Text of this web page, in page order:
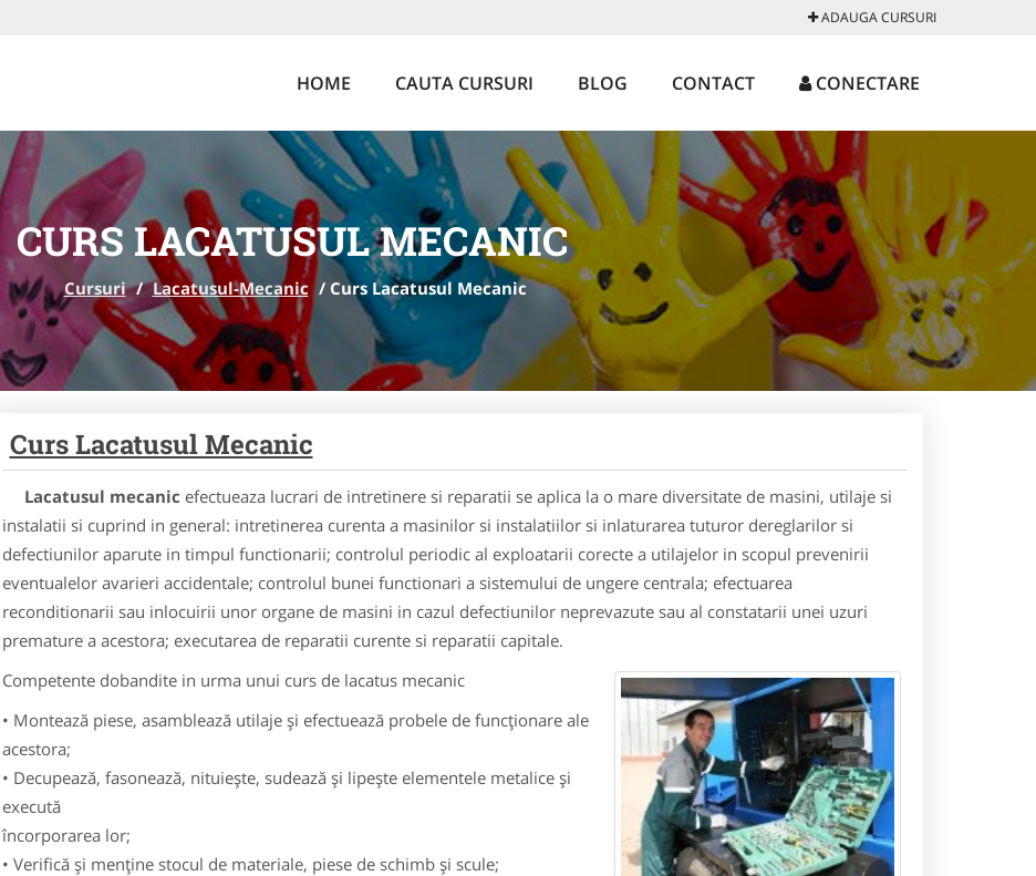
ADAUGA CURSURI
HOME CAUTA CURSURI BLOG CONTACT CONECTARE
CURS LACATUSUL MECANIC
Cursuri / Lacatusul-Mecanic / Curs Lacatusul Mecanic
Curs Lacatusul Mecanic
Lacatusul mecanic efectueaza lucrari de intretinere si reparatii se aplica la o mare diversitate de masini, utilaje si
instalatii si cuprind in general: intretinerea curenta a masinilor si instalatiilor si inlaturarea tuturor dereglarilor si
defectiunilor aparute in timpul functionarii; controlul periodic al exploatarii corecte a utilajelor in scopul prevenirii
eventualelor avarieri accidentale; controlul bunei functionari a sistemului de ungere centrala; efectuarea
reconditionarii sau inlocuirii unor organe de masini in cazul defectiunilor neprevazute sau al constatarii unei uzuri
premature a acestora; executarea de reparatii curente si reparatii capitale.
Competente dobandite in urma unui curs de lacatus mecanic
• Montează piese, asamblează utilaje şi efectuează probele de funcţionare ale
acestora;
• Decupează, fasonează, nituieşte, sudează şi lipeşte elementele metalice şi
execută
încorporarea lor;
• Verifică şi menţine stocul de materiale, piese de schimb şi scule;